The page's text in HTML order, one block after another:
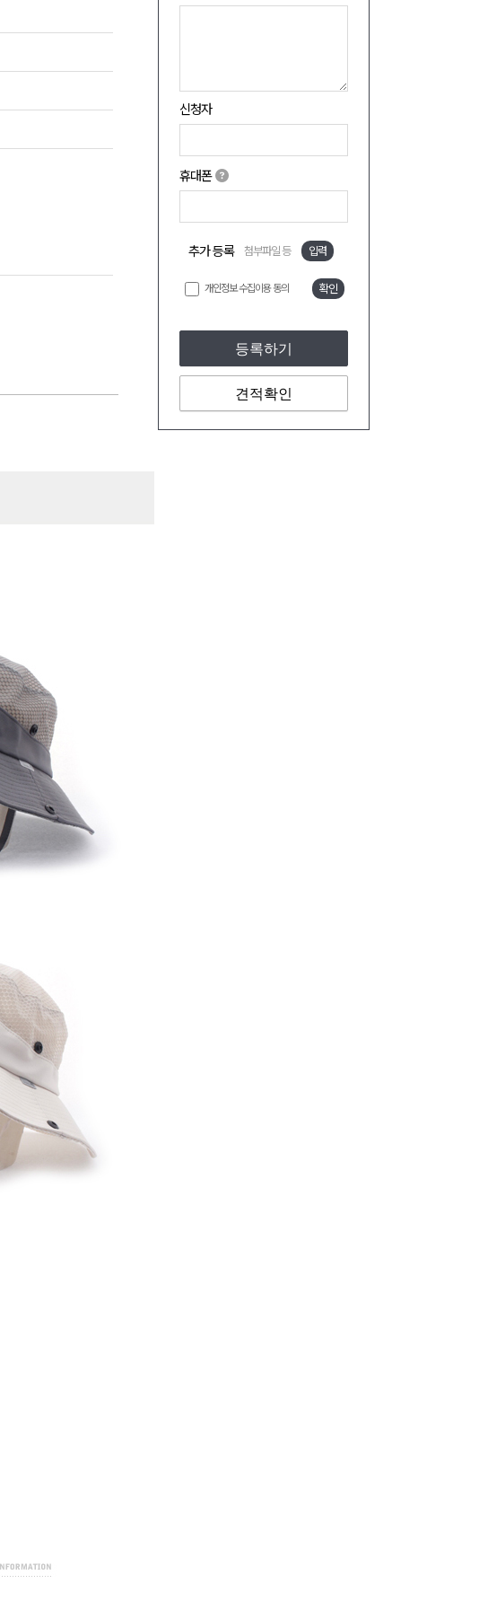
신청자
휴대폰
추가 등록 첨부파일 등 입력
개인정보 수집이용 동의 확인
등록하기
견적확인